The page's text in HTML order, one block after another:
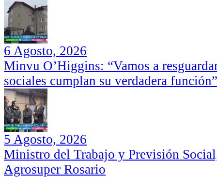
6 Agosto, 2026
Minvu O’Higgins: “Vamos a
sociales cumplan su verdadera función”
5 Agosto, 2026
Ministro del Trabajo y Previsión
Agrosuper Rosario